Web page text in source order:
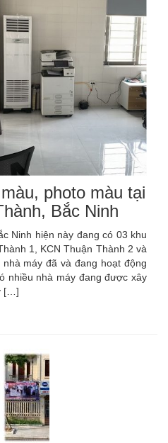
photo màu tại
Bắc Ninh
Ninh hiện này đang có 03 khu
1, KCN Thuận Thành 2 và
máy đã và đang hoạt động
nhiều nhà máy đang được xây
[…]